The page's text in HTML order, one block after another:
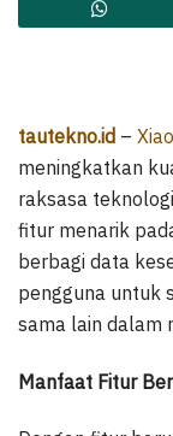
tautekno.id –
meningkatkan
raksasa
fitur menarik
berbagi data
pengguna untuk
sama lain dalam
Manfaat Fitur